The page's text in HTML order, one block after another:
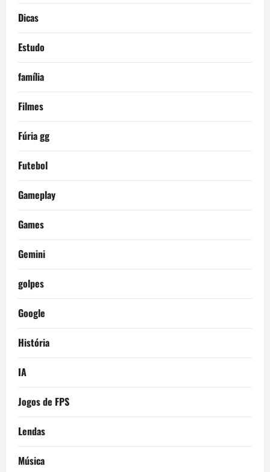
Dicas
Estudo
família
Filmes
Fúria gg
Futebol
Gameplay
Games
Gemini
golpes
Google
História
IA
Jogos de FPS
Lendas
Música